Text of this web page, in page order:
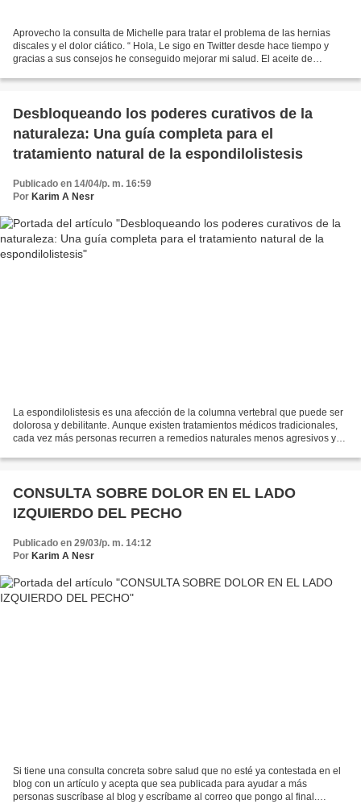
Aprovecho la consulta de Michelle para tratar el problema de las hernias
discales y el dolor ciático. “ Hola, Le sigo en Twitter desde hace tiempo y
gracias a sus consejos he conseguido mejorar mi salud. El aceite de
Desbloqueando los poderes curativos de la
naturaleza: Una guía completa para el
tratamiento natural de la espondilolistesis
Publicado en 14/04/p. m. 16:59
Por Karim A Nesr
La espondilolistesis es una afección de la columna vertebral que puede ser
dolorosa y debilitante. Aunque existen tratamientos médicos tradicionales,
cada vez más personas recurren a remedios naturales menos agresivos y
CONSULTA SOBRE DOLOR EN EL LADO
IZQUIERDO DEL PECHO
Publicado en 29/03/p. m. 14:12
Por Karim A Nesr
Si tiene una consulta concreta sobre salud que no esté ya contestada en el
blog con un artículo y acepta que sea publicada para ayudar a más
personas suscríbase al blog y escríbame al correo que pongo al final.